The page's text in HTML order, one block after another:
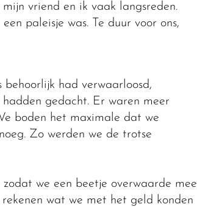
vriend en ik vaak langsreden.
paleisje was. Te duur voor ons,
had verwaarloosd,
gedacht. Er waren meer
boden het maximale dat we
Zo werden we de trotse
we een beetje overwaarde mee
wat we met het geld konden